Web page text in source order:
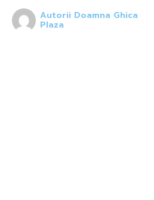
Autorii Doamna Ghica
Plaza